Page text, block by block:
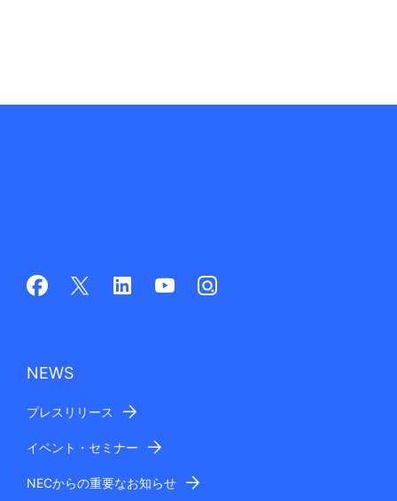
NEWS
プレスリリース
イベント・セミナー
NECからの重要なお知らせ